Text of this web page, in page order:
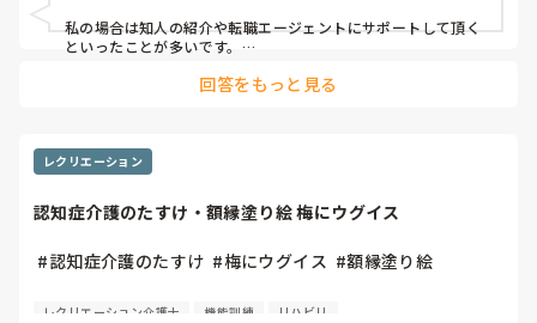
私の場合は知人の紹介や転職エージェントにサポートして頂く
といったことが多いです。
自分で求人を探して自分で応募するのも良いと思いますが、な
見つからない時は気が滅入りますが、諦めず探せば道が開かれ
るので恐れずどんどんエントリーしてみると良いと思います。
回答をもっと見る
レクリエーション
認知症介護のたすけ・額縁塗り絵 梅にウグイス
#認知症介護のたすけ  #梅にウグイス  #額縁塗り絵
ああもうしばらくぶり過ぎて(T^T)
レクリエーション介護士 機能訓練 リハビリ